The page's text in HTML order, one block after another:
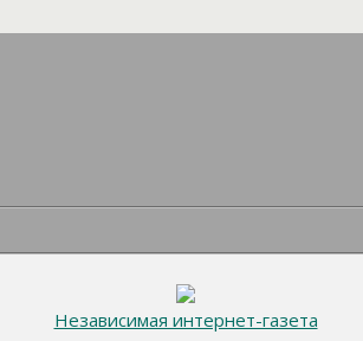
Независимая интернет-газета